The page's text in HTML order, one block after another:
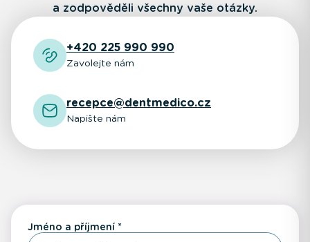
a zodpověděli všechny vaše otázky.
+420 225 990 990
Zavolejte nám
recepce@dentmedico.cz
Napište nám
Jméno a příjmení